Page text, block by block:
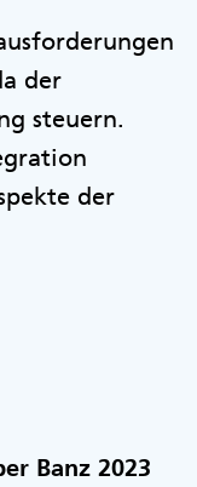
der
steuern.
der
Banz 2023